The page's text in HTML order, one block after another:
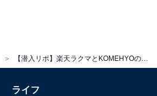
ライフ